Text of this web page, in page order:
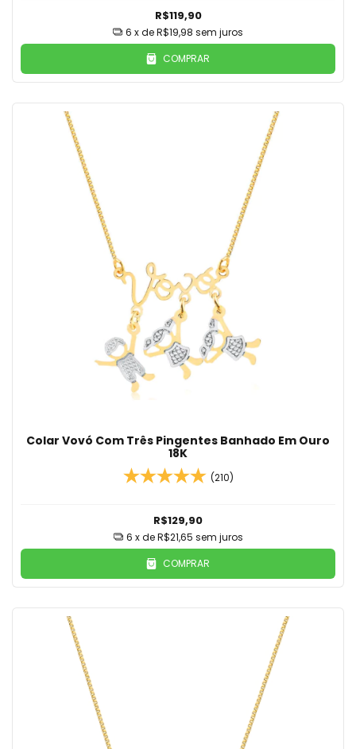
R$119,90
6 x deR$19,98 sem juros
COMPRAR
Colar Vovó Com Três Pingentes Banhado Em Ouro
18K
(210)
R$129,90
6 x deR$21,65 sem juros
COMPRAR